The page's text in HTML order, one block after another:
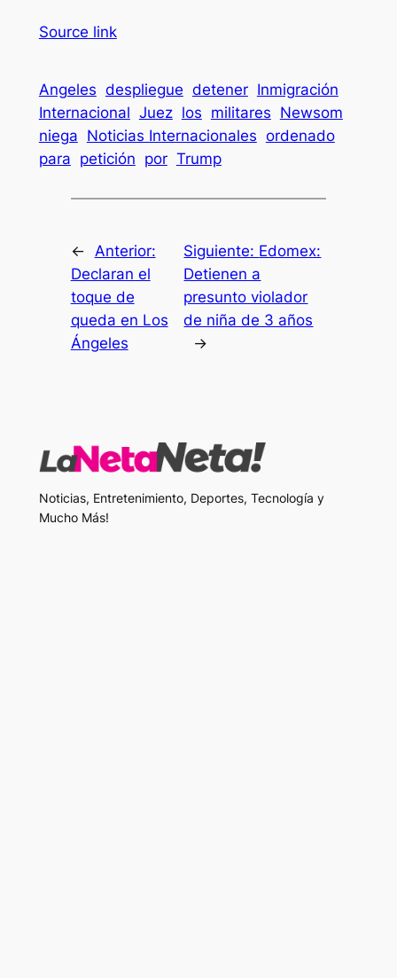
Source link
Angeles despliegue detener Inmigración
Internacional Juez los militares Newsom
niega Noticias Internacionales ordenado
para petición por Trump
←
Anterior:
Declaran el
toque de
queda en Los
Ángeles
Siguiente: Edomex:
Detienen a
presunto violador
de niña de 3 años
→
Noticias, Entretenimiento, Deportes, Tecnología y
Mucho Más!